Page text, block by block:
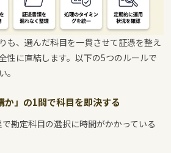
も、選んだ科目を一貫させて証憑を整え
性に直結します。以下の5つのルールで
。
か」の1問で科目を即決する
勘定科目の選択に時間がかかっている